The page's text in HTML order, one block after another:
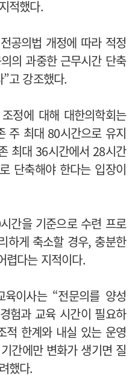
적했다.
공의법 개정에 따라 적정
의 과중한 근무시간 단축
고 강조했다.
정에 대해 대한의학회는
주 최대 80시간으로 유지
최대 36시간에서 28시간
단축해야 한다는 입장이
간을 기준으로 수련 프로
하게 축소할 경우, 충분한
렵다는 지적이다.
이사는 “전문의를 양성
험과 교육 시간이 필요하
적 한계와 내실 있는 운영
간에만 변화가 생기면 질
했다.